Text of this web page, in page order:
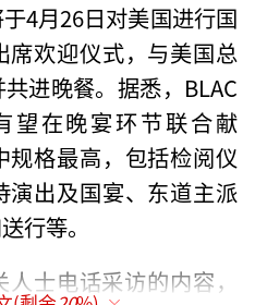
4月26日对美国进行国
席欢迎仪式，与美国总
进晚餐。据悉，BLAC
望在晚宴环节联合献
格最高，包括检阅仪
出及国宴、东道主派
行等。
士电话采访的内容，